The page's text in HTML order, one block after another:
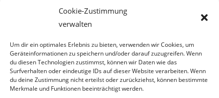
Cookie-Zustimmung
verwalten
Um dir ein optimales Erlebnis zu bieten, verwenden wir Cookies, um
Geräteinformationen zu speichern und/oder darauf zuzugreifen. Wenn
du diesen Technologien zustimmst, können wir Daten wie das
Surfverhalten oder eindeutige IDs auf dieser Website verarbeiten. Wenn
du deine Zustimmung nicht erteilst oder zurückziehst, können bestimmte
Merkmale und Funktionen beeinträchtigt werden.